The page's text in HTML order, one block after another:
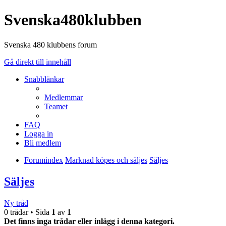
Svenska480klubben
Svenska 480 klubbens forum
Gå direkt till innehåll
Snabblänkar
Medlemmar
Teamet
FAQ
Logga in
Bli medlem
Forumindex Marknad köpes och säljes Säljes
Säljes
Ny tråd
0 trådar • Sida 1 av 1
Det finns inga trådar eller inlägg i denna kategori.